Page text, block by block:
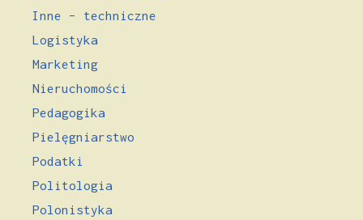
Inne – techniczne
Logistyka
Marketing
Nieruchomości
Pedagogika
Pielęgniarstwo
Podatki
Politologia
Polonistyka